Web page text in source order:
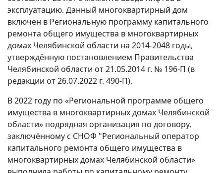
эксплуатацию. Данный многоквартирный дом
включен в Региональную программу капитального
ремонта общего имущества в многоквартирных
домах Челябинской области на 2014-2048 годы,
утверждённую постановлением Правительства
Челябинской области от 21.05.2014 г. № 196-П (в
редакции от 26.07.2022 г. 490-П).
В 2022 году по «Региональной программе общего
имущества в многоквартирных домах Челябинской
области» подрядная организация по договору,
заключённому с СНОФ "Региональный оператор
капитального ремонта общего имущества в
многоквартирных домах Челябинской области»